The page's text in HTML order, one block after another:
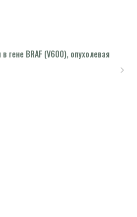
гене BRAF (V600), опухолевая